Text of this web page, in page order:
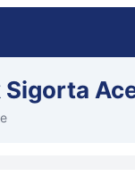
Sigorta